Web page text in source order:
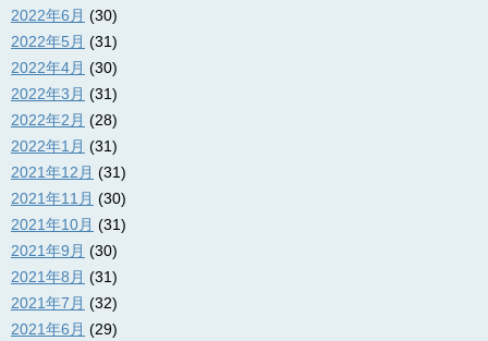
2022年6月 (30)
2022年5月 (31)
2022年4月 (30)
2022年3月 (31)
2022年2月 (28)
2022年1月 (31)
2021年12月 (31)
2021年11月 (30)
2021年10月 (31)
2021年9月 (30)
2021年8月 (31)
2021年7月 (32)
2021年6月 (29)